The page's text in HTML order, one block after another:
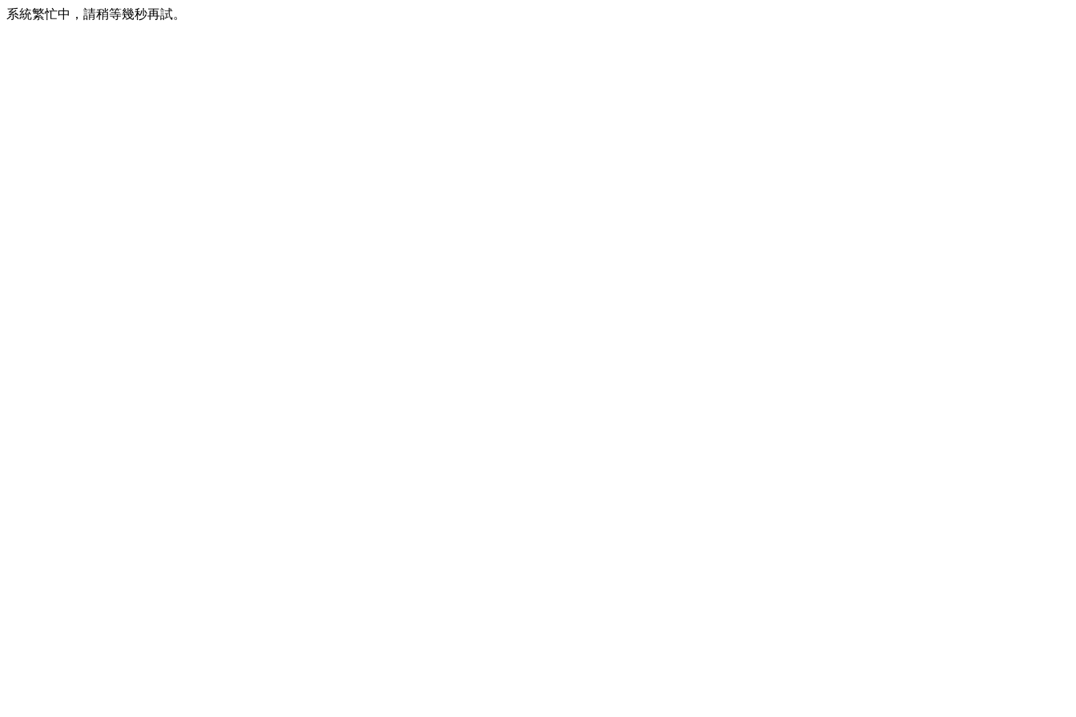
系統繁忙中，請稍等幾秒再試。